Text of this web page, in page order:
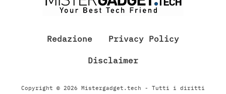
Redazione Privacy Policy
Disclaimer
Copyright © 2026 Mistergadget.tech - Tutti i diritti